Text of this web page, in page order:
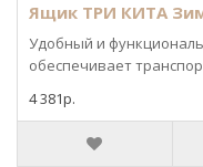
Ящик ТРИ КИТА
Удобный и
обеспечивает
4 381р.